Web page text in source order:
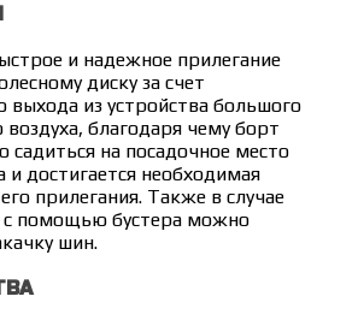
и надежное прилегание
диску за счет
выхода из устройства большого
благодаря чему борт
садиться на посадочное место
и достигается необходимая
прилегания. Также в случае
с помощью бустера можно
шин.